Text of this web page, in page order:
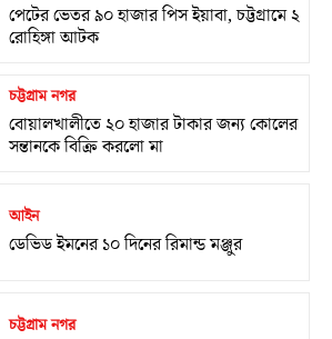
পেটের ভেতর ৯০ হাজার পিস ইয়াবা, চট্টগ্রামে ২
রোহিঙ্গা আটক
চট্টগ্রাম নগর
বোয়ালখালীতে ২০ হাজার টাকার জন্য কোলের
সন্তানকে বিক্রি করলো মা
আইন
ডেভিড ইমনের ১০ দিনের রিমান্ড মঞ্জুর
চট্টগ্রাম নগর